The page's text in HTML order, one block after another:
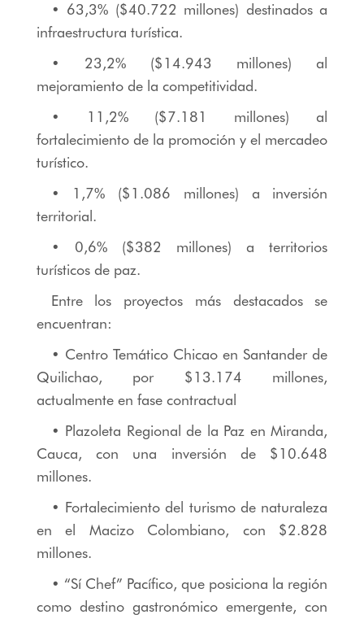
• 63,3% ($40.722 millones) destinados a
infraestructura turística.
• 23,2% ($14.943 millones) al
mejoramiento de la competitividad.
• 11,2% ($7.181 millones) al
fortalecimiento de la promoción y el mercadeo
turístico.
• 1,7% ($1.086 millones) a inversión
territorial.
• 0,6% ($382 millones) a territorios
turísticos de paz.
Entre los proyectos más destacados se
encuentran:
• Centro Temático Chicao en Santander de
Quilichao, por $13.174 millones,
actualmente en fase contractual
• Plazoleta Regional de la Paz en Miranda,
Cauca, con una inversión de $10.648
millones.
• Fortalecimiento del turismo de naturaleza
en el Macizo Colombiano, con $2.828
millones.
• “Sí Chef” Pacífico, que posiciona la región
como destino gastronómico emergente, con